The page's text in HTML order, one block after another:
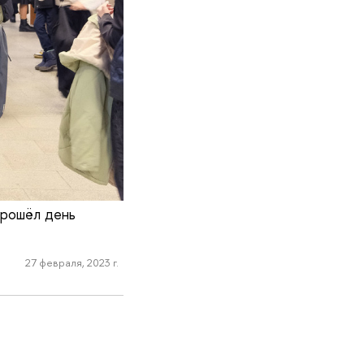
день
27 февраля, 2023 г.